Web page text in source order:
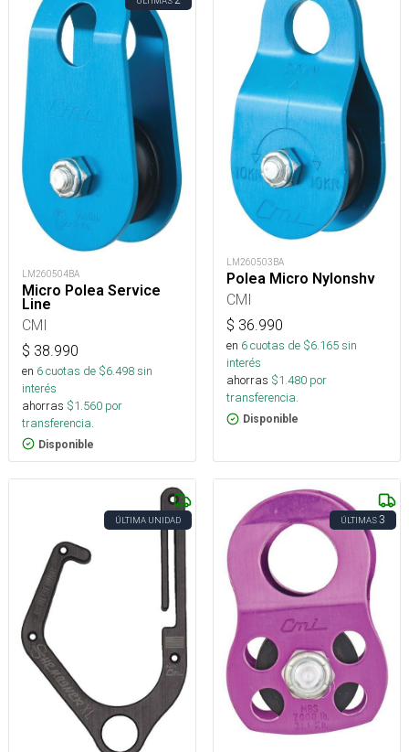
LM260504BA
Micro Polea Service
Line
CMI
$ 38.990
en 6cuotas de $6.498sin
interés
ahorras $1.560 por
transferencia.
Disponible
LM260503BA
Polea Micro Nylonshv
CMI
$ 36.990
en 6cuotas de $6.165sin
interés
ahorras $1.480 por
transferencia.
Disponible
ÚLTIMA UNIDAD ÚLTIMAS3